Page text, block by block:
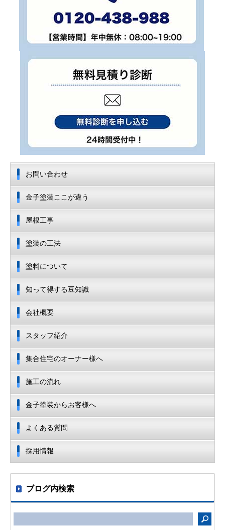
お問い合わせ
金子塗装ここが違う
屋根工事
塗装の工法
塗料について
知って得する豆知識
会社概要
スタッフ紹介
集合住宅のオーナー様へ
施工の流れ
金子塗装からお客様へ
よくある質問
採用情報
ブログ内検索